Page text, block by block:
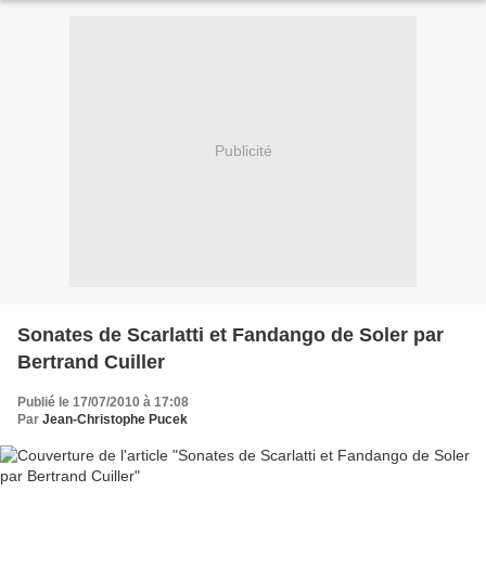
Publicité
Sonates de Scarlatti et Fandango de Soler par
Bertrand Cuiller
Publié le 17/07/2010 à 17:08
Par Jean-Christophe Pucek